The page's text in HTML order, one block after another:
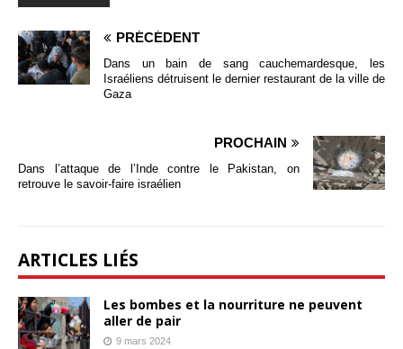
PRÉCÉDENT
Dans un bain de sang cauchemardesque, les
Israéliens détruisent le dernier restaurant de la ville de
Gaza
PROCHAIN
Dans l’attaque de l’Inde contre le Pakistan, on
retrouve le savoir-faire israélien
ARTICLES LIÉS
Les bombes et la nourriture ne peuvent
aller de pair
9 mars 2024